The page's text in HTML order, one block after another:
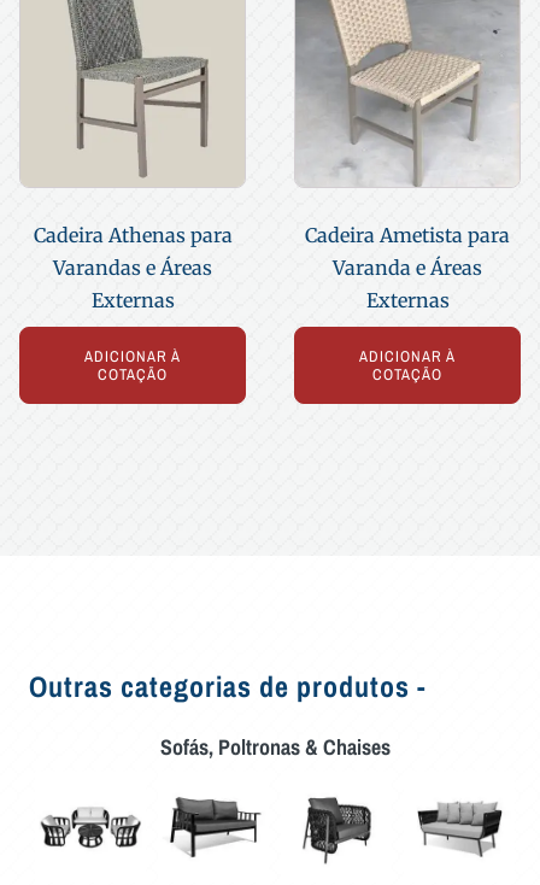
Cadeira Athenas para
Varandas e Áreas
Externas
ADICIONAR À
COTAÇÃO
Cadeira Ametista para
Varanda e Áreas
Externas
ADICIONAR À
COTAÇÃO
Outras categorias de produtos -
Sofás, Poltronas & Chaises